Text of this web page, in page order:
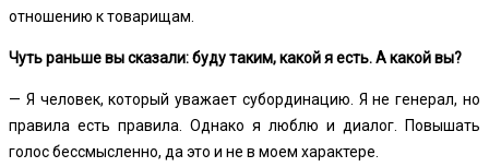
отношению к товарищам.
Чуть раньше вы сказали: буду таким, какой я есть. А какой вы?
— Я человек, который уважает субординацию. Я не генерал, но
правила есть правила. Однако я люблю и диалог. Повышать
голос бессмысленно, да это и не в моем характере.